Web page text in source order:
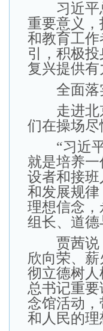
习近平总
重要意义
和教育工
引，积极
复兴提供有
全面落
走进北京
们在操场尽
“习近平
就是培养
设者和接
和发展规
理想信念
组长、道德
贾茜说：
欣向荣、
彻立德树
总书记重
念馆活动
和人民的理